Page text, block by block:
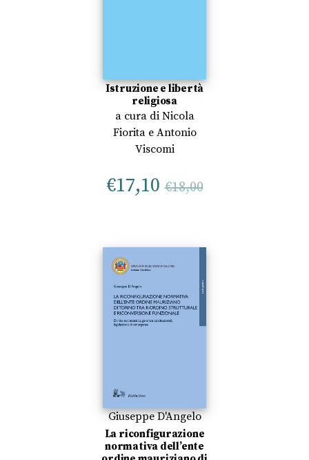
Istruzione e libertà
religiosa
a cura di Nicola
Fioritae Antonio
Viscomi
€17,10 €18,00
Giuseppe D'Angelo
La riconfigurazione
normativa dell’ente